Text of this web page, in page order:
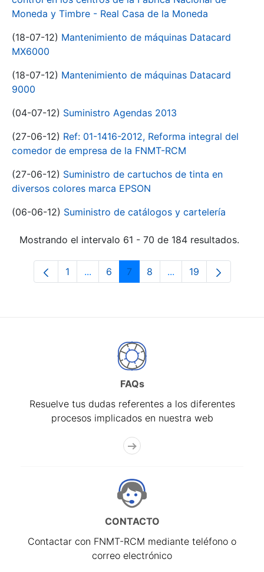
Moneda y Timbre - Real Casa de la Moneda
(18-07-12) Mantenimiento de máquinas Datacard
MX6000
(18-07-12) Mantenimiento de máquinas Datacard
9000
(04-07-12) Suministro Agendas 2013
(27-06-12) Ref: 01-1416-2012, Reforma integral del
comedor de empresa de la FNMT-RCM
(27-06-12) Suministro de cartuchos de tinta en
diversos colores marca EPSON
(06-06-12) Suministro de catálogos y cartelería
Mostrando el intervalo 61 - 70 de 184 resultados.
Página
1 ...Páginas intermedias Use TAB para
Página
6 Página
7 Página
8 ...Páginas intermedias
Página
19
FAQs
Resuelve tus dudas referentes a los diferentes
procesos implicados en nuestra web
CONTACTO
Contactar con FNMT-RCM mediante teléfono o
correo electrónico